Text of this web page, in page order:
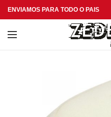
ENVIAMOS PARA TODO O PAIS